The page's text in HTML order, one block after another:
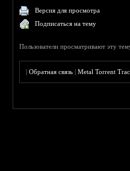
Версия для просмотра
Подписаться на тему
Пользователи просматривают эту
|Обратная связь |Metal Torrent